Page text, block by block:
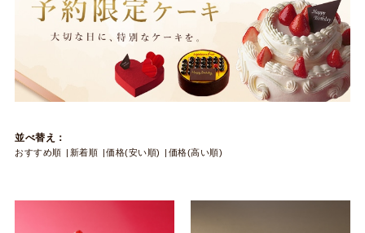
並べ替え：
おすすめ順 新着順 価格(安い順) 価格(高い順)